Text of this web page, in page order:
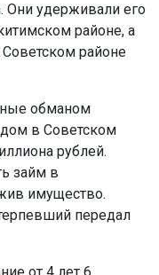
Они удерживали его
районе, а
районе
обманом
дом в Советском
рублей.
займ в
имущество.
передал